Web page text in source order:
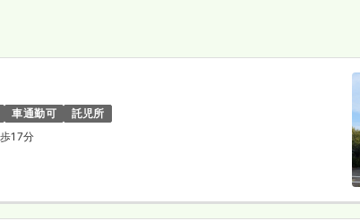
車通勤可
託児所
17分